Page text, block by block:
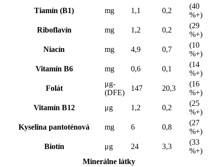
Tiamín (B1)
mg 1,1 0,2
(40
%+)
Riboflavín
mg 1,2 0,2
(29
%+)
Niacín
mg 4,9 0,7
(10
%+)
Vitamín B6
mg 0,6 0,1
(14
%+)
Folát
μg-
(DFE)
147 20,3
(16
%+)
Vitamín B12
μg 1,2 0,2
(25
%+)
Kyselina pantoténová
mg 6 0,8
(27
%+)
Biotín
μg 24 3,3
(33
%+)
Minerálne látky